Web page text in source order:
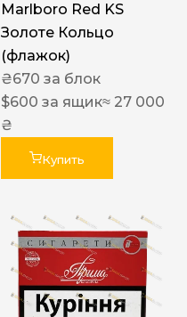
Marlboro Red KS
Золоте Кольцо
(флажок)
₴670 за блок
$600 за ящик≈ 27 000
₴
Купить